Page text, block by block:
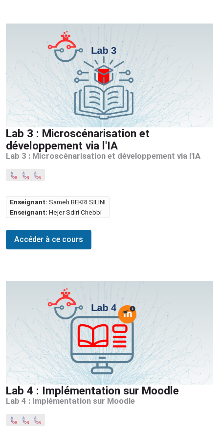
Lab 3 : Microscénarisation et
développement via l'IA
Lab 3 : Microscénarisation et développement via l'IA
Enseignant: Sameh BEKRI SILINI
Enseignant: Hejer Sdiri Chebbi
Accéder à ce cours
Lab 4 : Implémentation sur Moodle
Lab 4 : Implémentation sur Moodle